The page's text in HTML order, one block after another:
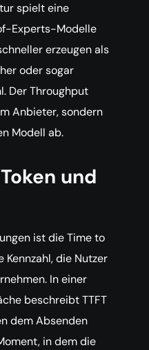
spielt eine
Experts-Modelle
erzeugen als
oder sogar
Der Throughput
Anbieter, sondern
Modell ab.
und
ist die Time to
Kennzahl, die Nutzer
In einer
beschreibt TTFT
dem Absenden
in dem die